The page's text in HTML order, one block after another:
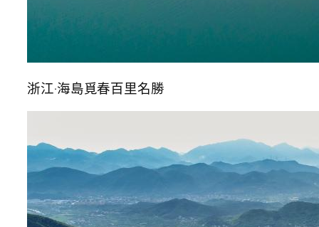
浙江·海島覓春百里名勝